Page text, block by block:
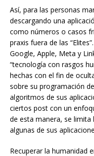
Así, para las personas
descargando una
como números o casos
praxis fuera de las
Google, Apple, Meta y
“tecnología con rasgos
hechas con el fin de
sobre su programación
algoritmos de sus
ciertos post con un
de esta manera, se limita
algunas de sus
Recuperar la humanidad